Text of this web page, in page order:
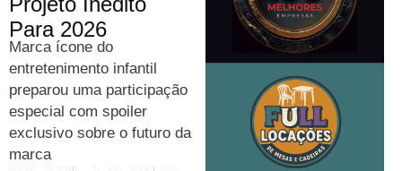
Para 2026
Marca ícone do
entretenimento infantil
preparou uma participação
especial com spoiler
exclusivo sobre o futuro da
marca